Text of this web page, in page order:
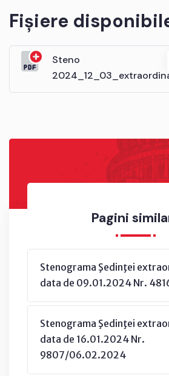
Pagini
Stenograma Şedinţei
data de 09.01.2024 Nr.
Stenograma Şedinţei
data de 16.01.2024 Nr.
9807/06.02.2024
Fișiere
Steno